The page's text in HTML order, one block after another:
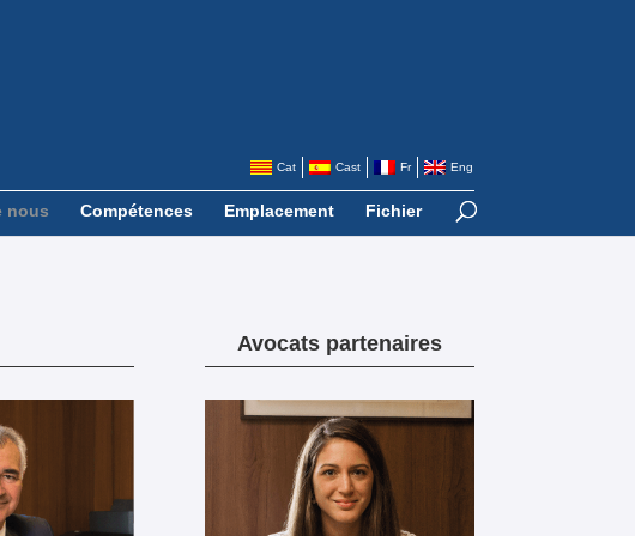
Cat Cast Fr Eng
nous Compétences Emplacement Fichier
Avocats partenaires